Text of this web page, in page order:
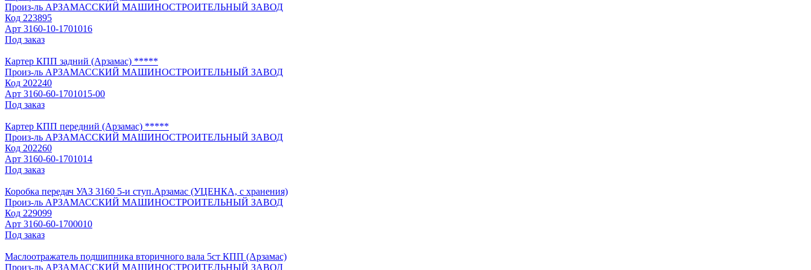
Произ-ль АРЗАМАССКИЙ МАШИНОСТРОИТЕЛЬНЫЙ ЗАВОД
Код 223895
Арт 3160-10-1701016
Под заказ
Картер КПП задний (Арзамас) *****
Произ-ль АРЗАМАССКИЙ МАШИНОСТРОИТЕЛЬНЫЙ ЗАВОД
Код 202240
Арт 3160-60-1701015-00
Под заказ
Картер КПП передний (Арзамас) *****
Произ-ль АРЗАМАССКИЙ МАШИНОСТРОИТЕЛЬНЫЙ ЗАВОД
Код 202260
Арт 3160-60-1701014
Под заказ
Коробка передач УАЗ 3160 5-и ступ.Арзамас (УЦЕНКА, с хранения)
Произ-ль АРЗАМАССКИЙ МАШИНОСТРОИТЕЛЬНЫЙ ЗАВОД
Код 229099
Арт 3160-60-1700010
Под заказ
Маслоотражатель подшипника вторичного вала 5ст КПП (Арзамас)
Произ-ль АРЗАМАССКИЙ МАШИНОСТРОИТЕЛЬНЫЙ ЗАВОД